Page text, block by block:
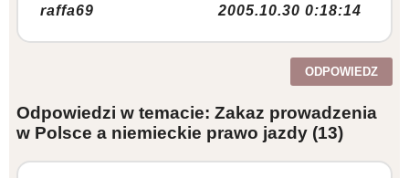
raffa69 2005.10.30 0:18:14
ODPOWIEDZ
Odpowiedzi w temacie: Zakaz prowadzenia
w Polsce a niemieckie prawo jazdy (13)